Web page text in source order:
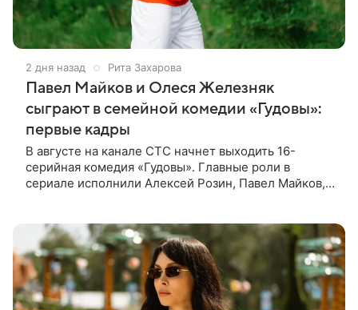
2 дня назад Рита Захарова
Павел Майков и Олеся Железняк
сыграют в семейной комедии «Гудовы»:
первые кадры
В августе на канале СТС начнет выходить 16-
серийная комедия «Гудовы». Главные роли в
сериале исполнили Алексей Розин, Павел Майков,